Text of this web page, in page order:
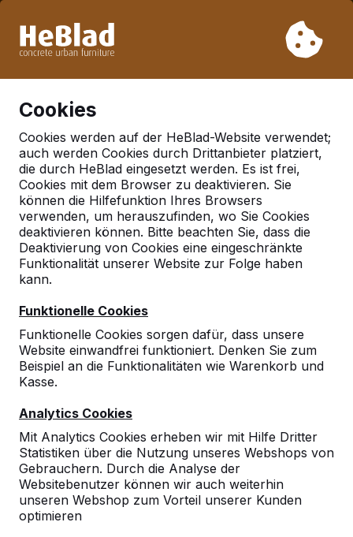
Woche 33 nicht. Bitte berücksichtigen Sie daher längere
Cookies
Cookies werden auf der HeBlad-Website verwendet;
auch werden Cookies durch Drittanbieter platziert,
die durch HeBlad eingesetzt werden. Es ist frei,
Cookies mit dem Browser zu deaktivieren. Sie
können die Hilfefunktion Ihres Browsers
verwenden, um herauszufinden, wo Sie Cookies
deaktivieren können. Bitte beachten Sie, dass die
Deaktivierung von Cookies eine eingeschränkte
Funktionalität unserer Website zur Folge haben
kann.
Funktionelle Cookies
Funktionelle Cookies sorgen dafür, dass unsere
Website einwandfrei funktioniert. Denken Sie zum
Beispiel an die Funktionalitäten wie Warenkorb und
Kasse.
Analytics Cookies
Mit Analytics Cookies erheben wir mit Hilfe Dritter
Statistiken über die Nutzung unseres Webshops von
Gebrauchern. Durch die Analyse der
Websitebenutzer können wir auch weiterhin
unseren Webshop zum Vorteil unserer Kunden
optimieren
Tischtennistische, Bänke und
Spieltische aus Beton.